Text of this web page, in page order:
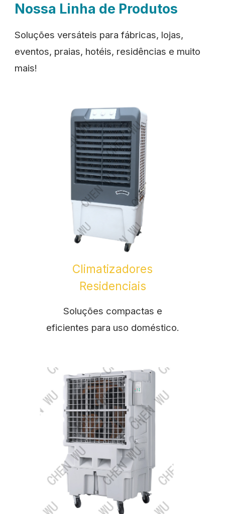
Nossa Linha de Produtos
Soluções versáteis para fábricas, lojas,
eventos, praias, hotéis, residências e muito
mais!
Climatizadores
Residenciais
Soluções compactas e
eficientes para uso doméstico.